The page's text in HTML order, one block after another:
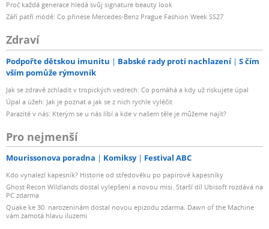
Proč každá generace hledá svůj signature beauty look
Září patří módě: Co přinese Mercedes-Benz Prague Fashion Week SS27
Zdraví
Podpořte dětskou imunitu Babské rady proti nachlazení
S čím
vším pomůže rýmovník
Jak se zdravě zchladit v tropických vedrech: Co pomáhá a kdy už riskujete úpal
Úpal a úžeh: Jak je poznat a jak se z nich rychle vyléčit
Parazité v nás: Kterým se u nás líbí a kde v našem těle je můžeme najít?
Pro nejmenší
Mourissonova poradna Komiksy Festival ABC
Kdo vynalezl kapesník? Historie od středověku po papírové kapesníky
Ghost Recon Wildlands dostal vylepšení a novou misi. Starší díl Ubisoft rozdává na
PC zdarma
Quake ke 30. narozeninám dostal novou epizodu zdarma. Dawn of the Machine
vám zamotá hlavu iluzemi